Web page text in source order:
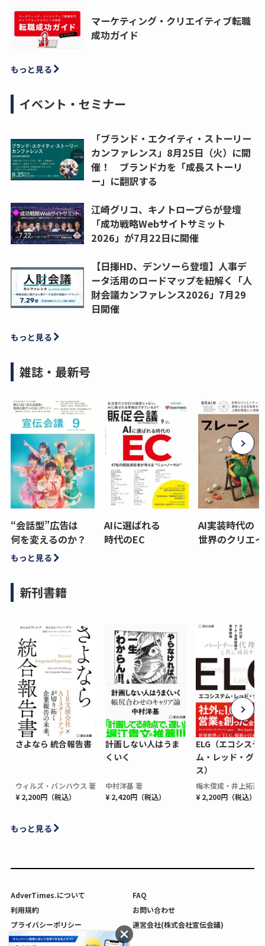
マーケティング・クリエイティブ転職
成功ガイド
もっと見る
イベント・セミナー
「ブランド・エクイティ・ストーリー
カンファレンス」8月25日（火）に開
催！ ブランド力を「成長ストーリ
ー」に翻訳する
江崎グリコ、キノトロープらが登壇
「成功戦略Webサイトサミット
2026」が7月22日に開催
【日揮HD、デンソーら登壇】人事デ
ータ活用のロードマップを紐解く「人
財会議カンファレンス2026」7月29
日開催
もっと見る
雑誌・最新号
“会話型”広告は
何を変えるのか？
AIに選ばれる
時代のEC
AI実装時代の
世界のクリエ
もっと見る
新刊書籍
さよなら 統合報告書
ウィルズ・パンハウス 著
¥ 2,200円（税込）
計画しない人はうま
くいく
中村洋基 著
¥ 2,420円（税込）
ELG（エコシステ
ム・レッド・グロ
ス）
梅木俊成・井上拓海
¥ 2,200円（税込）
もっと見る
AdverTimes.について
FAQ
利用規約
お問い合わせ
プライバシーポリシー
運営会社(株式会社宣伝会議)
利用者情報の外部送信について